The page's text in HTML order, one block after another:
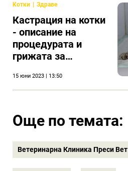
Котки Здраве
Кастрация на котки
- oписание на
процедурата и
грижата за
операция
15 юни 2023 | 13:50
Още по темата:
Ветеринарна Клиника Преси Вет